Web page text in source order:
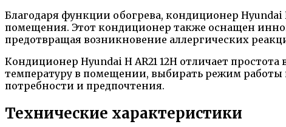
Благодаря функции обогрева, кондиционер Hyundai
помещения. Этот кондиционер также оснащен
предотвращая возникновение аллергических
Кондиционер Hyundai H AR21 12H отличает
температуру в помещении, выбирать режим
потребности и предпочтения.
Технические характеристики